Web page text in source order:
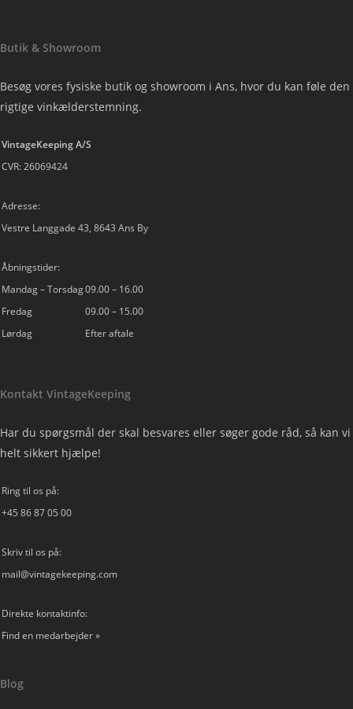
Butik & Showroom
Besøg vores fysiske butik og showroom i Ans, hvor du kan føle den
rigtige vinkælderstemning.
VintageKeeping A/S
CVR: 26069424
Adresse:
Vestre Langgade 43, 8643 Ans By
Åbningstider:
Mandag – Torsdag09.00 – 16.00
Fredag
09.00 – 15.00
Lørdag
Efter aftale
Kontakt VintageKeeping
Har du spørgsmål der skal besvares eller søger gode råd, så kan vi
helt sikkert hjælpe!
Ring til os på:
+45 86 87 05 00
Skriv til os på:
mail@vintagekeeping.com
Direkte kontaktinfo:
Find en medarbejder »
Blog